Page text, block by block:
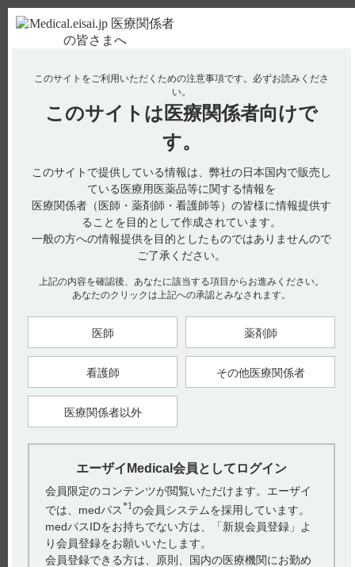
使用期限検索 Drug Information
No : 3105
【メチコバール・注射】 半減期・Cmaxなど、血
中濃度の推移を教えてください。
電子添文には、薬物動態に関する以下の記載があります。
16．薬物動態（引用1）
健康成人男子12名にメコバラミン500μgを単回筋肉内並びに静
脈内投与した場合、最高血清中総ビタミンB 12（以下B
）濃度
到達時間（t
）は、筋肉内投与時では0.9時間、静脈内投与時
では投与終了直後～3分後であった。
投与後の血清中総B
濃度から投与前の内因性血清総B
引いた増加分の最高血清中総B 12 max ）は、筋肉内、
静脈内投与でそれぞれ22.4、85.0ng／mLであった。
また、投与後144時間までの実測値から算出した血清中総B
れ、204.1、358.6ng・hr／mLであった。
結合飽和率については、両投与群とも、投与後144時間までほ
ぼ同等の増加が認められた。（引用2）
健康成人男子6名にメコバラミン500μgを10日間反復静脈内投与
した。各投与直前の血清中総B12濃度は、投与日数とともに
徐々に増加し、初回投与24時間後値（3.9±1.2ng／mL）に比べ2
日目投与後では約1.4倍（5.3±1.8ng／mL）、3日目投与後では
約1.7倍（6.8±1.5ng／mL）となり、投与期間中はこの濃度で維
持された。（引用2）
このサイトをご利用いただくための注意事項です。 必ずお読みくださ
い。
このサイトは 医療関係者向けで
す。
このサイトで提供している情報は、弊社の日本国内で販売し
ている医療用医薬品等に関する情報を
医療関係者（医師・薬剤師・看護師等）の皆様に情報提供す
ることを目的として作成されています。
一般の方への情報提供を目的としたものではありませんので
ご了承ください。
上記の内容を確認後、あなたに該当する項目からお進みください。
あなたのクリックは上記への承認とみなされます。
医師 薬剤師
看護師 その他医療関係者
医療関係者以外
エーザイMedical会員としてログイン
会員限定のコンテンツが閲覧いただけます。エーザイ
では、medパス*1の会員システムを採用しています。
medパスIDをお持ちでない方は、「新規会員登録」よ
り会員登録をお願いいたします。
会員登録できる方は、原則、国内の医療機関にお勤め